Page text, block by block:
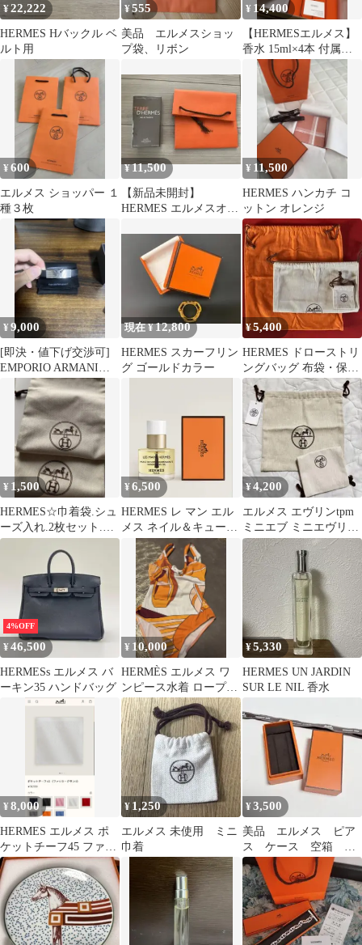
¥22,222
HERMES Hバックル ベ
ルト用
¥555
美品 エルメスショッ
プ袋、リボン
¥ 14,400
【HERMESエルメス】
香水 15ml×4本 付属品
あり 正規品未使用
¥600
エルメス ショッパー １
種３枚
¥11,500
【新品未開封】
HERMES エルメスオー
エルメス100ml
¥ 11,500
HERMES ハンカチ コ
ットン オレンジ
¥9,000
[即決・値下げ交渉可]
EMPORIO ARMANIブ
レスレット
現在 ¥12,800
HERMES スカーフリン
グ ゴールドカラー
¥5,400
HERMES ドローストリ
ングバッグ 布袋・保管
袋3点セット
¥ 1,500
HERMES☆巾着袋.シュ
ーズ入れ.2枚セット.エ
ルメス.袋.正規品.付属
¥6,500
HERMES レ マン エル
メス ネイル＆キューテ
ィクルオイル
¥4,200
エルメス エヴリンtpm
ミニエブ ミニエヴリン
保存袋
4%OFF
¥46,500
HERMESs エルメス バ
ーキン35 ハンドバッグ
¥ 10,000
HERMÈS エルメス ワ
ンピース水着 ロープス
トラップ オレンジ系
¥5,330
HERMES UN JARDIN
SUR LE NIL 香水
¥8,000
HERMES エルメス ポ
ケットチーフ45 ファソ
ネグランH シルク ホワ
イト
¥ 1,250
エルメス 未使用 ミニ
巾着
¥3,500
美品 エルメス ピア
ス ケース 空箱 現
行品